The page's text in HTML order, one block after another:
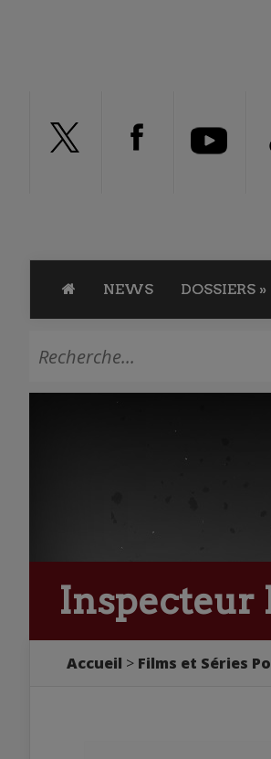
NEWS DOSSIERS »
Inspecteur
Accueil Films et Séries